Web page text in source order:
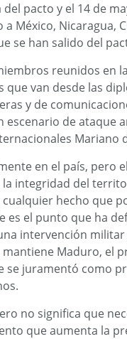
pacto y el 14 de
México, Nicaragua,
se han salido del
reunidos en
que van desde las
y de
de ataque
Mariano
en el país, pero
integridad del
hecho que
es el punto que ha
intervención
Maduro, el
se juramentó como
no significa que
que aumenta la